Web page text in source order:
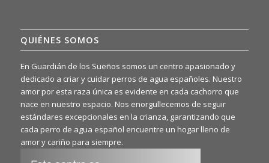
QUIÉNES SOMOS
En Guardián de los Sueños somos un centro apasionado y
dedicado a criar y cuidar perros de agua españoles. Nuestro
amor por esta raza única es evidente en cada cachorro que
nace en nuestro espacio. Nos enorgullecemos de seguir
estándares excepcionales en la crianza, garantizando que
cada perro de agua español encuentre un hogar lleno de
amor y cariño para siempre.